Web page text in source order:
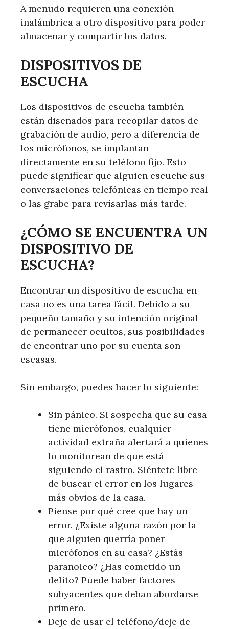
A menudo requieren una conexión
inalámbrica a otro dispositivo para poder
almacenar y compartir los datos.
DISPOSITIVOS DE
ESCUCHA
Los dispositivos de escucha también
están diseñados para recopilar datos de
grabación de audio, pero a diferencia de
los micrófonos, se implantan
directamente en su teléfono fijo. Esto
puede significar que alguien escuche sus
conversaciones telefónicas en tiempo real
o las grabe para revisarlas más tarde.
¿CÓMO SE ENCUENTRA UN
DISPOSITIVO DE
ESCUCHA?
Encontrar un dispositivo de escucha en
casa no es una tarea fácil. Debido a su
pequeño tamaño y su intención original
de permanecer ocultos, sus posibilidades
de encontrar uno por su cuenta son
escasas.
Sin embargo, puedes hacer lo siguiente:
Sin pánico. Si sospecha que su casa
tiene micrófonos, cualquier
actividad extraña alertará a quienes
lo monitorean de que está
siguiendo el rastro. Siéntete libre
de buscar el error en los lugares
más obvios de la casa.
Piense por qué cree que hay un
error. ¿Existe alguna razón por la
que alguien querría poner
micrófonos en su casa? ¿Estás
paranoico? ¿Has cometido un
delito? Puede haber factores
subyacentes que deban abordarse
primero.
Deje de usar el teléfono/deje de